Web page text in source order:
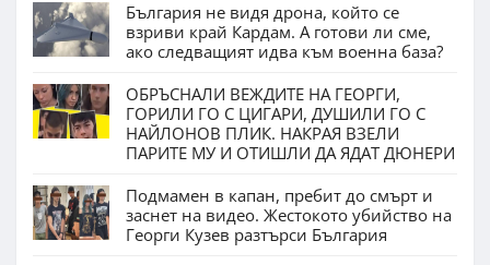
България не видя дрона, който се
взриви край Кардам. А готови ли сме,
ако следващият идва към военна база?
ОБРЪСНАЛИ ВЕЖДИТЕ НА ГЕОРГИ,
ГОРИЛИ ГО С ЦИГАРИ, ДУШИЛИ ГО С
НАЙЛОНОВ ПЛИК. НАКРАЯ ВЗЕЛИ
ПАРИТЕ МУ И ОТИШЛИ ДА ЯДАТ ДЮНЕРИ
Подмамен в капан, пребит до смърт и
заснет на видео. Жестокото убийство на
Георги Кузев разтърси България